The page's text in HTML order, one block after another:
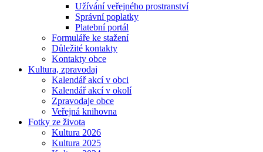
Užívání veřejného prostranství
Správní poplatky
Platební portál
Formuláře ke stažení
Důležité kontakty
Kontakty obce
Kultura, zpravodaj
Kalendář akcí v obci
Kalendář akcí v okolí
Zpravodaje obce
Veřejná knihovna
Fotky ze života
Kultura 2026
Kultura 2025